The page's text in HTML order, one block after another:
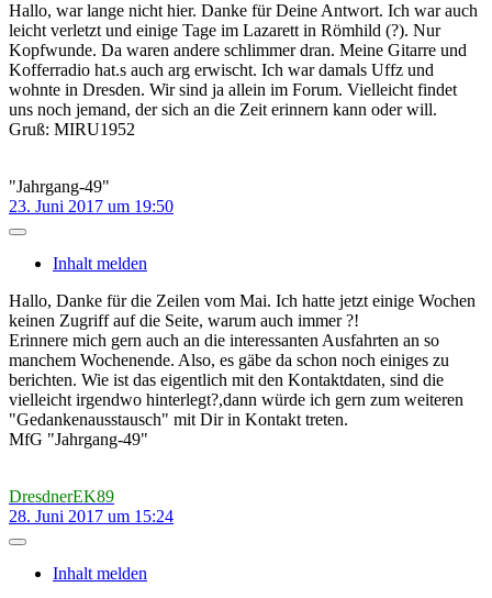
Hallo, war lange nicht hier. Danke für Deine Antwort. Ich war auch
leicht verletzt und einige Tage im Lazarett in Römhild (?). Nur
Kopfwunde. Da waren andere schlimmer dran. Meine Gitarre und
Kofferradio hat.s auch arg erwischt. Ich war damals Uffz und
wohnte in Dresden. Wir sind ja allein im Forum. Vielleicht findet
uns noch jemand, der sich an die Zeit erinnern kann oder will.
Gruß: MIRU1952
"Jahrgang-49"
23. Juni 2017 um 19:50
Inhalt melden
Hallo, Danke für die Zeilen vom Mai. Ich hatte jetzt einige Wochen
keinen Zugriff auf die Seite, warum auch immer ?!
Erinnere mich gern auch an die interessanten Ausfahrten an so
manchem Wochenende. Also, es gäbe da schon noch einiges zu
berichten. Wie ist das eigentlich mit den Kontaktdaten, sind die
vielleicht irgendwo hinterlegt?,dann würde ich gern zum weiteren
"Gedankenausstausch" mit Dir in Kontakt treten.
MfG "Jahrgang-49"
DresdnerEK89
28. Juni 2017 um 15:24
Inhalt melden